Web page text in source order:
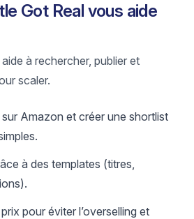
Got Real vous aide
à rechercher, publier et
scaler.
Amazon et créer une shortlist
à des templates (titres,
pour éviter l’overselling et